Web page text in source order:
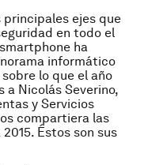
principales ejes que
en todo el
ha
informático
lo que el año
a Nicolás Severino,
y Servicios
compartiera las
Éstos son sus